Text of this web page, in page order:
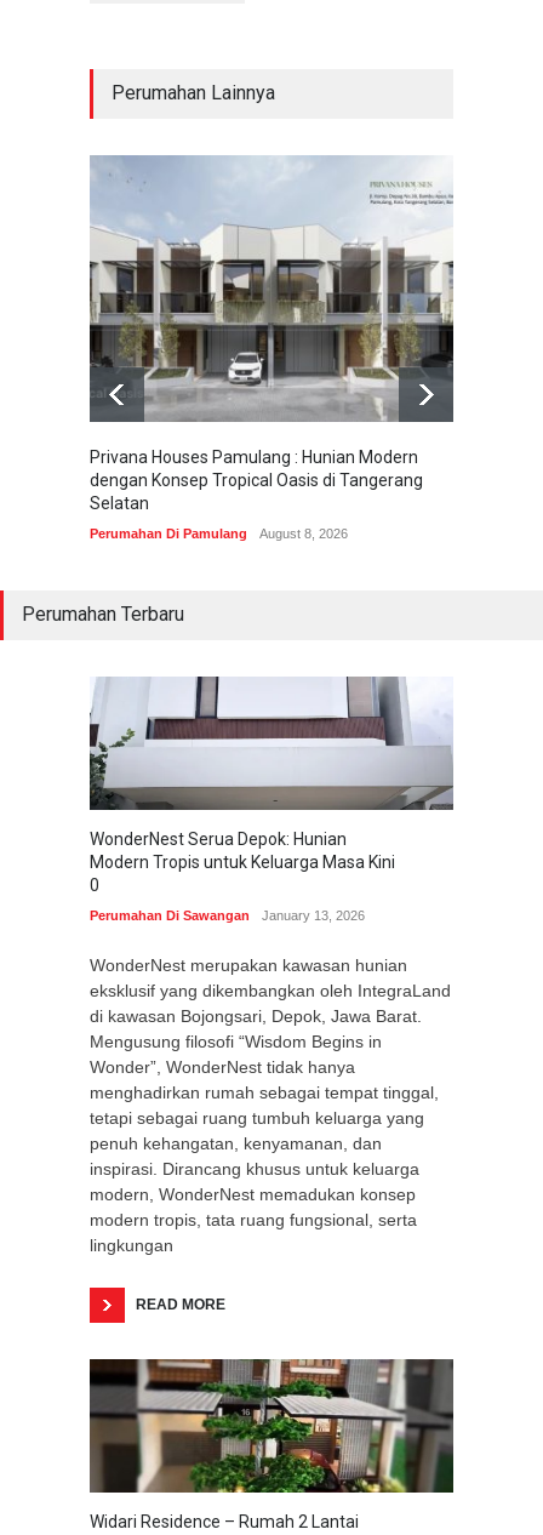
Perumahan Lainnya
Privana Houses Pamulang : Hunian Modern
dengan Konsep Tropical Oasis di Tangerang
Selatan
Perumahan Di Pamulang August 8, 2026
Perumahan Terbaru
WonderNest Serua Depok: Hunian
Modern Tropis untuk Keluarga Masa Kini
0
Perumahan Di Sawangan January 13, 2026
WonderNest merupakan kawasan hunian
eksklusif yang dikembangkan oleh IntegraLand
di kawasan Bojongsari, Depok, Jawa Barat.
Mengusung filosofi “Wisdom Begins in
Wonder”, WonderNest tidak hanya
menghadirkan rumah sebagai tempat tinggal,
tetapi sebagai ruang tumbuh keluarga yang
penuh kehangatan, kenyamanan, dan
inspirasi. Dirancang khusus untuk keluarga
modern, WonderNest memadukan konsep
modern tropis, tata ruang fungsional, serta
lingkungan
READ MORE
Widari Residence – Rumah 2 Lantai